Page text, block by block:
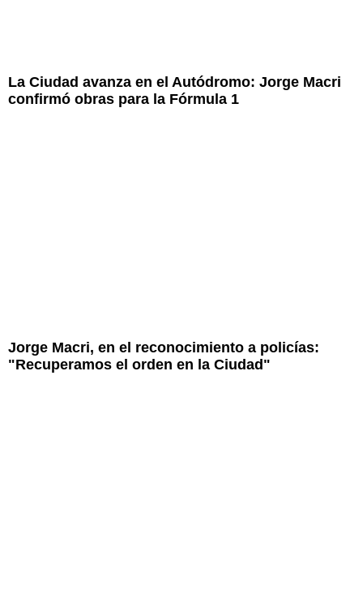
La Ciudad avanza en el Autódromo: Jorge Macri
confirmó obras para la Fórmula 1
Jorge Macri, en el reconocimiento a policías:
"Recuperamos el orden en la Ciudad"